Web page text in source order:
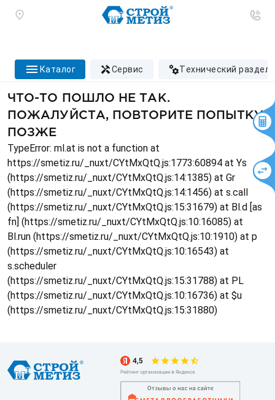
каталог сервис технический раздел
ЧТО-ТО ПОШЛО НЕ ТАК.
ПОЖАЛУЙСТА, ПОВТОРИТЕ ПОПЫТКУ
ПОЗЖЕ
TypeError: ml.at is not a function at
https://smetiz.ru/_nuxt/CYtMxQtQ.js:1773:60894 at Ys
(https://smetiz.ru/_nuxt/CYtMxQtQ.js:14:1385) at Gr
(https://smetiz.ru/_nuxt/CYtMxQtQ.js:14:1456) at s.call
(https://smetiz.ru/_nuxt/CYtMxQtQ.js:15:31679) at Bl.d [as
fn] (https://smetiz.ru/_nuxt/CYtMxQtQ.js:10:16085) at
Bl.run (https://smetiz.ru/_nuxt/CYtMxQtQ.js:10:1910) at p
(https://smetiz.ru/_nuxt/CYtMxQtQ.js:10:16543) at
s.scheduler
(https://smetiz.ru/_nuxt/CYtMxQtQ.js:15:31788) at PL
(https://smetiz.ru/_nuxt/CYtMxQtQ.js:10:16736) at $u
(https://smetiz.ru/_nuxt/CYtMxQtQ.js:15:31880)